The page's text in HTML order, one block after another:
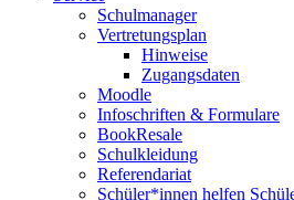
Schulmanager
Vertretungsplan
Hinweise
Zugangsdaten
Moodle
Infoschriften & Formulare
BookResale
Schulkleidung
Referendariat
Schüler*innen helfen